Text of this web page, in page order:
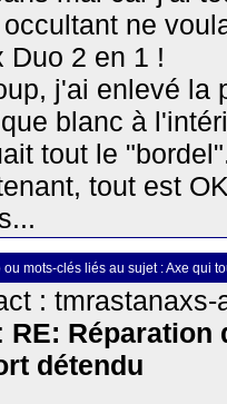
ne
Duo 2 en 1 !
j'ai enlevé la
blanc à
tout le
tout est
ou mots-clés liés au sujet : Axe qui
:
RE: Réparation
détendu